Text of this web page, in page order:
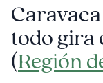
todo gira
(Región